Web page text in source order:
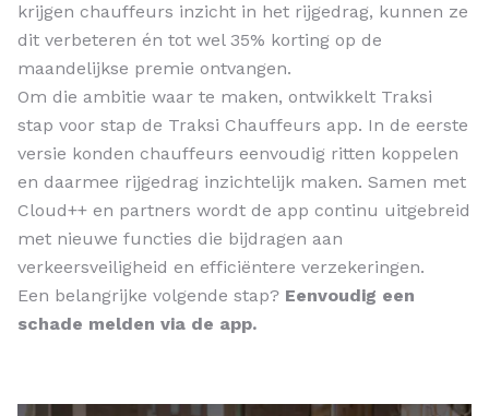
krijgen chauffeurs inzicht in het rijgedrag, kunnen ze
dit verbeteren én tot wel 35% korting op de
maandelijkse premie ontvangen.
Om die ambitie waar te maken, ontwikkelt Traksi
stap voor stap de Traksi Chauffeurs app. In de eerste
versie konden chauffeurs eenvoudig ritten koppelen
en daarmee rijgedrag inzichtelijk maken. Samen met
Cloud++ en partners wordt de app continu uitgebreid
met nieuwe functies die bijdragen aan
verkeersveiligheid en efficiëntere verzekeringen.
Een belangrijke volgende stap? Eenvoudig een
schade melden via de app.